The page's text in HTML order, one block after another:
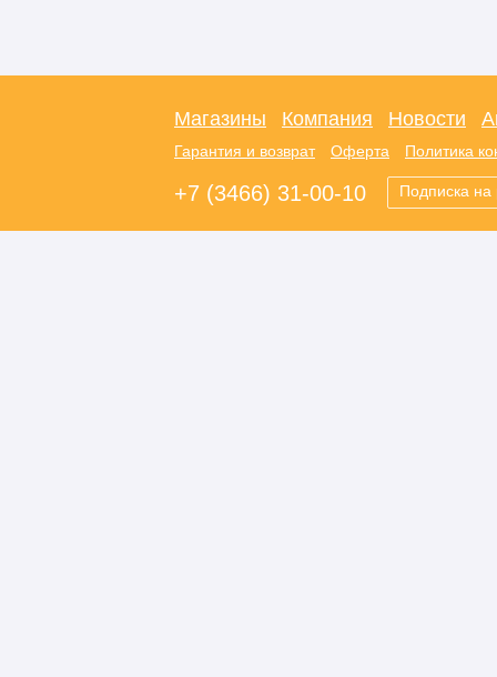
Магазины Компания Новости
Гарантия и возврат Оферта Политика
+7 (3466) 31-00-10 Подписка на